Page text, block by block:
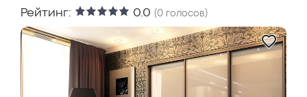
Рейтинг: 0.0 (0 голосов)